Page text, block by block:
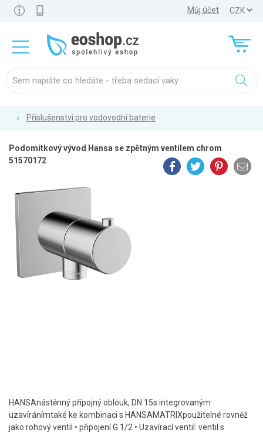
Můj účet
Příslušenství pro vodovodní baterie
Podomítkový vývod Hansa se zpětným ventilem chrom
51570172
HANSAnástěnný přípojný oblouk, DN 15s integrovaným
uzavíránímtaké ke kombinaci s HANSAMATRIXpoužitelné rovněž
jako rohový ventil • připojení G 1/2 • Uzavírací ventil: ventil s